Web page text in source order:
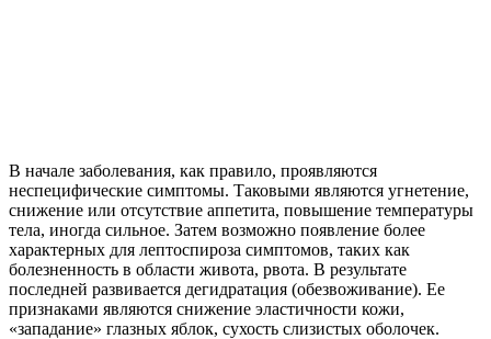
В начале заболевания, как правило, проявляются
неспецифические симптомы. Таковыми являются угнетение,
снижение или отсутствие аппетита, повышение температуры
тела, иногда сильное. Затем возможно появление более
характерных для лептоспироза симптомов, таких как
болезненность в области живота, рвота. В результате
последней развивается дегидратация (обезвоживание). Ее
признаками являются снижение эластичности кожи,
«западание» глазных яблок, сухость слизистых оболочек.